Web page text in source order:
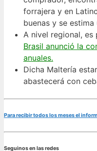
forrajera y en
buenas y se
A nivel regional, es
Brasil anunció la
anuales.
Dicha Maltería
abastecerá con
Para recibir todos los meses el
Seguinos en las redes